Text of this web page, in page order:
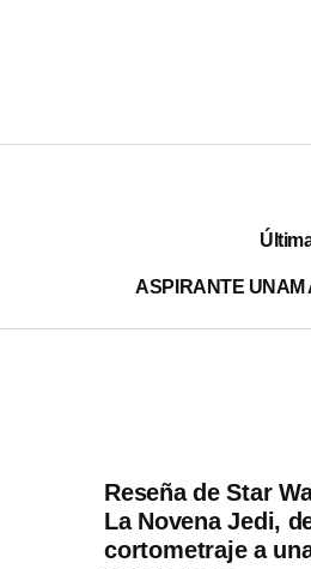
ASPIRANTE UNAM
Reseña de Star
La Novena Jedi,
cortometraje a